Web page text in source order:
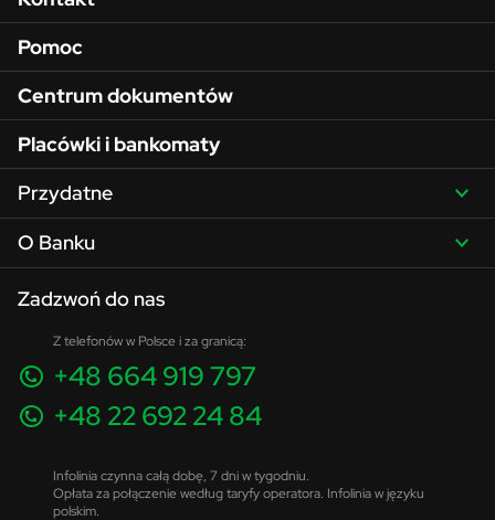
Pomoc
Centrum dokumentów
Placówki i bankomaty
Przydatne
O Banku
Zadzwoń do nas
Z telefonów w Polsce i za granicą:
+48 664 919 797
+48 22 692 24 84
Infolinia czynna całą dobę, 7 dni w tygodniu.
Opłata za połączenie według taryfy operatora. Infolinia w języku
polskim.